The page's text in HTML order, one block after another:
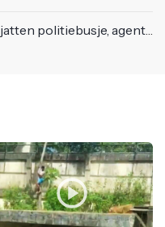
zetten te voet de achtervolging in!